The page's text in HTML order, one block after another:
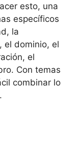
esto, una
específicos
la
el dominio, el
el
Con temas
combinar lo